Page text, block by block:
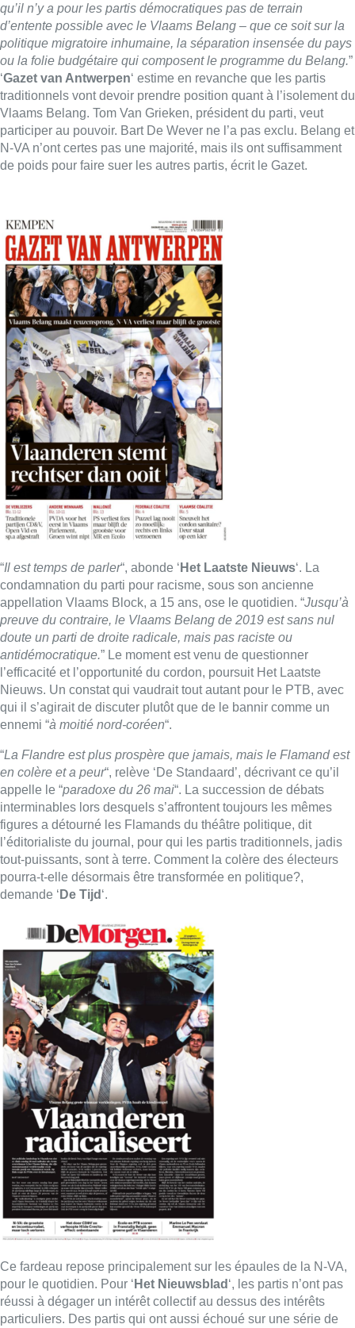
qu’il n’y a pour les partis démocratiques pas de terrain
d’entente possible avec le Vlaams Belang – que ce soit sur la
politique migratoire inhumaine, la séparation insensée du pays
ou la folie budgétaire qui composent le programme du Belang.”
‘Gazet van Antwerpen‘ estime en revanche que les partis
traditionnels vont devoir prendre position quant à l’isolement du
Vlaams Belang. Tom Van Grieken, président du parti, veut
participer au pouvoir. Bart De Wever ne l’a pas exclu. Belang et
N-VA n’ont certes pas une majorité, mais ils ont suffisamment
de poids pour faire suer les autres partis, écrit le Gazet.
“Il est temps de parler“, abonde ‘ Het Laatste Nieuws‘. La
condamnation du parti pour racisme, sous son ancienne
appellation Vlaams Block, a 15 ans, ose le quotidien. “Jusqu’à
preuve du contraire, le Vlaams Belang de 2019 est sans nul
doute un parti de droite radicale, mais pas raciste ou
antidémocratique.” Le moment est venu de questionner
l’efficacité et l’opportunité du cordon, poursuit Het Laatste
Nieuws. Un constat qui vaudrait tout autant pour le PTB, avec
qui il s’agirait de discuter plutôt que de le bannir comme un
ennemi “à moitié nord-coréen“.
“La Flandre est plus prospère que jamais, mais le Flamand est
en colère et a peur“, relève ‘De Standaard’, décrivant ce qu’il
appelle le “paradoxe du 26 mai“. La succession de débats
interminables lors desquels s’affrontent toujours les mêmes
figures a détourné les Flamands du théâtre politique, dit
l’éditorialiste du journal, pour qui les partis traditionnels, jadis
tout-puissants, sont à terre. Comment la colère des électeurs
pourra-t-elle désormais être transformée en politique?,
demande ‘ De Tijd ‘.
Ce fardeau repose principalement sur les épaules de la N-VA,
pour le quotidien. Pour ‘ Het Nieuwsblad ‘, les partis n’ont pas
réussi à dégager un intérêt collectif au dessus des intérêts
particuliers. Des partis qui ont aussi échoué sur une série de